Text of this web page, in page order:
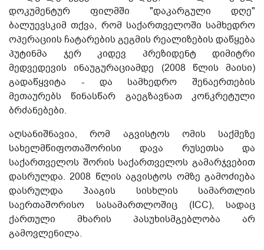
დოკუმენტურ ფილმში "დაკარგული დღე"
ბალუევსკიმ თქვა, რომ საქართველოში სამხედრო
ოპერაციის ჩატარების გეგმის რეალიზების დაწყება
პუტინმა ჯერ კიდევ პრეზიდენტ დიმიტრი
მედვედევის ინაუგურაციამდე (2008 წლის მაისი)
გადაწყვიტა - და სამხედრო შენაერთების
მეთაურებს წინასწარ გაეგზავნათ კონკრეტული
ბრძანებები.
აღსანიშნავია, რომ აგვისტოს ომის საქმეზე
სახელმწიფოთაშორისი დავა რუსეთსა და
საქართველოს შორის საქართველოს გამარჯვებით
დასრულდა. 2008 წლის აგვისტოს ომზე გამოძიება
დასრულდა ჰააგის სისხლის სამართლის
საერთაშორისო სასამართლოშიც (ICC), სადაც
ქართული მხარის პასუხისმგებლობა არ
გამოვლენილა.